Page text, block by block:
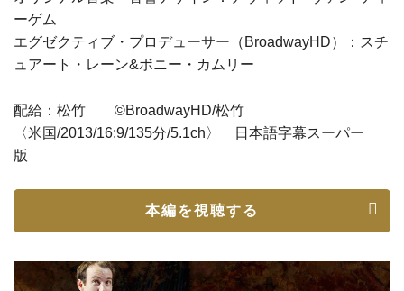
ーゲム
エグゼクティブ・プロデューサー（BroadwayHD）：スチ
ュアート・レーン&ボニー・カムリー
配給：松竹 ©BroadwayHD/松竹
〈米国/2013/16:9/135分/5.1ch〉 日本語字幕スーパー
版
本編を視聴する